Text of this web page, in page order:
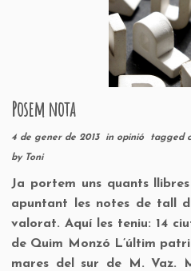
Posem nota
4 de gener de 2013in opinió tagged
by Toni
Ja portem uns quants
apuntant les notes de tall
valorat. Aquí les teniu: 14
de Quim Monzó L’últim
mares del sur de M. Vaz.